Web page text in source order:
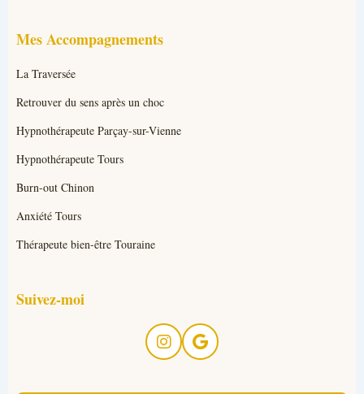
Mes Accompagnements
La Traversée
Retrouver du sens après un choc
Hypnothérapeute Parçay-sur-Vienne
Hypnothérapeute Tours
Burn-out Chinon
Anxiété Tours
Thérapeute bien-être Touraine
Suivez-moi